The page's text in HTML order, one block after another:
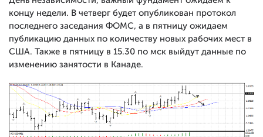
концу недели. В четверг будет опубликован протокол
последнего заседания ФОМС, а в пятницу ожидаем
публикацию данных по количеству новых рабочих мест в
США. Также в пятницу в 15.30 по мск выйдут данные по
изменению занятости в Канаде.